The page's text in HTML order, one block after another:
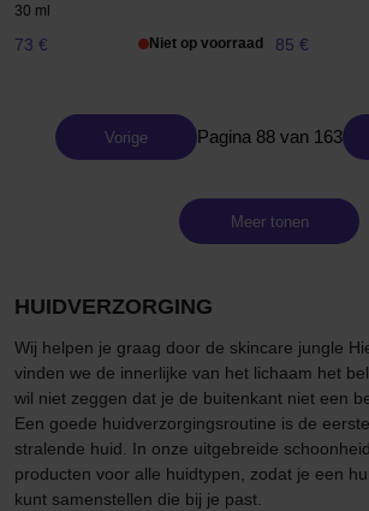
30 ml
73 € Niet op voorraad 85 €
Vorige Pagina 88 van 163
Meer tonen
HUIDVERZORGING
Wij helpen je graag door de skincare jungle
vinden we de innerlijke van het lichaam het
wil niet zeggen dat je de buitenkant niet een
Een goede huidverzorgingsroutine is de
stralende huid. In onze uitgebreide
producten voor alle huidtypen, zodat je een
kunt samenstellen die bij je past.